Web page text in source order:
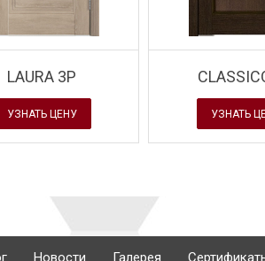
LAURA 3P
УЗНАТЬ ЦЕНУ УЗНАТЬ
Новости Галерея